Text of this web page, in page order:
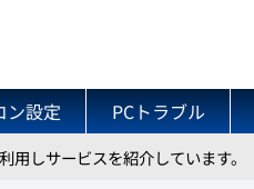
ン設定 PCトラブル
用しサービスを紹介しています。